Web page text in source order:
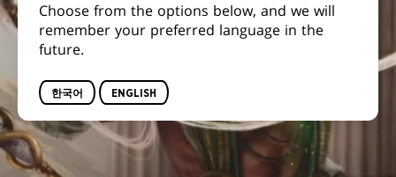
Choose from the options below, and we will
remember your preferred language in the
future.
한국어 ENGLISH